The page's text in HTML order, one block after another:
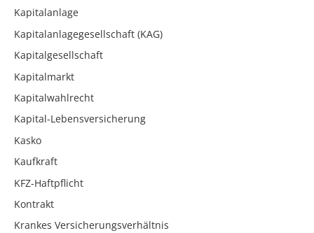
Kapitalanlage
Kapitalanlagegesellschaft (KAG)
Kapitalgesellschaft
Kapitalmarkt
Kapitalwahlrecht
Kapital-Lebensversicherung
Kasko
Kaufkraft
KFZ-Haftpflicht
Kontrakt
Krankes Versicherungsverhältnis